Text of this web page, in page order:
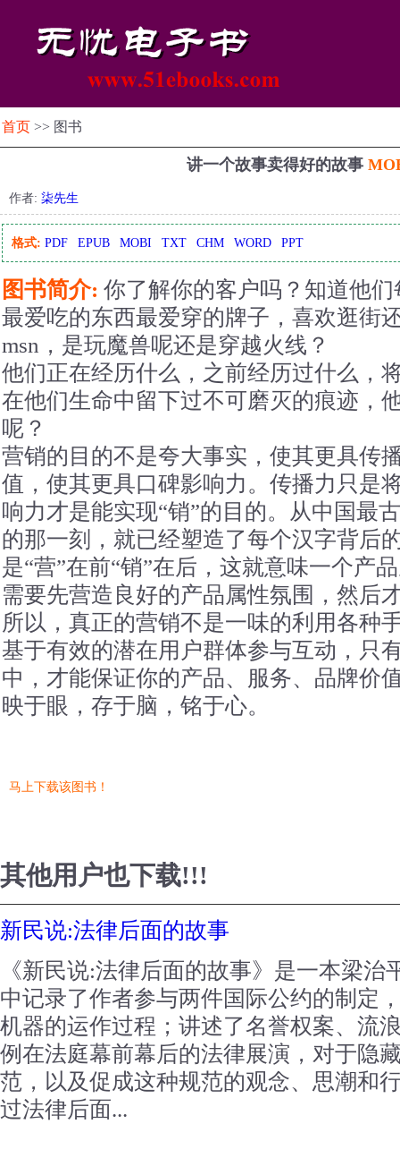
首页 >> 图书
讲一个故事卖得好的故事
作者: 柒先生
格式: PDF EPUB MOBI TXT CHM WORD PPT
图书简介: 你了解你的客户吗？知道他
最爱吃的东西最爱穿的牌子，喜欢逛街
msn，是玩魔兽呢还是穿越火线？
他们正在经历什么，之前经历过什么，
在他们生命中留下过不可磨灭的痕迹，
呢？
营销的目的不是夸大事实，使其更具传
值，使其更具口碑影响力。传播力只是
响力才是能实现“销”的目的。从中国最
的那一刻，就已经塑造了每个汉字背后
是“营”在前“销”在后，这就意味一个产
需要先营造良好的产品属性氛围，然后
所以，真正的营销不是一味的利用各种
基于有效的潜在用户群体参与互动，只
中，才能保证你的产品、服务、品牌价
映于眼，存于脑，铭于心。
马上下载该图书！
其他用户也下载!!!
新民说:法律后面的故事
《新民说:法律后面的故事》是一本梁
中记录了作者参与两件国际公约的制定
机器的运作过程；讲述了名誉权案、流
例在法庭幕前幕后的法律展演，对于隐
范，以及促成这种规范的观念、思潮和
过法律后面...